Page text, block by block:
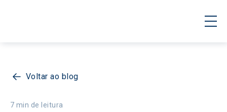
Voltar ao blog
7 min de leitura